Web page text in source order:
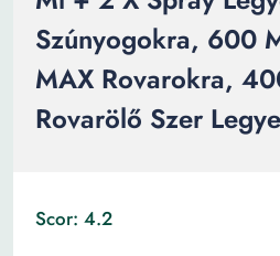
Szúnyogokra, 600
MAX Rovarokra,
Rovarölő Szer
Scor: 4.2